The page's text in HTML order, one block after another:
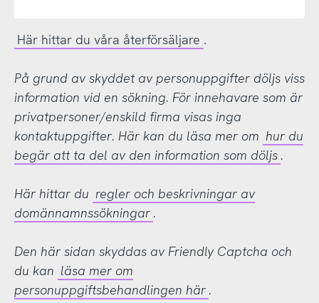
Här hittar du våra återförsäljare .
På grund av skyddet av personuppgifter döljs viss
information vid en sökning. För innehavare som är
privatpersoner/enskild firma visas inga
kontaktuppgifter. Här kan du läsa mer om hur du
begär att ta del av den information som döljs .
Här hittar du regler och beskrivningar av
domännamnssökningar .
Den här sidan skyddas av Friendly Captcha och
du kan läsa mer om
personuppgiftsbehandlingen här .